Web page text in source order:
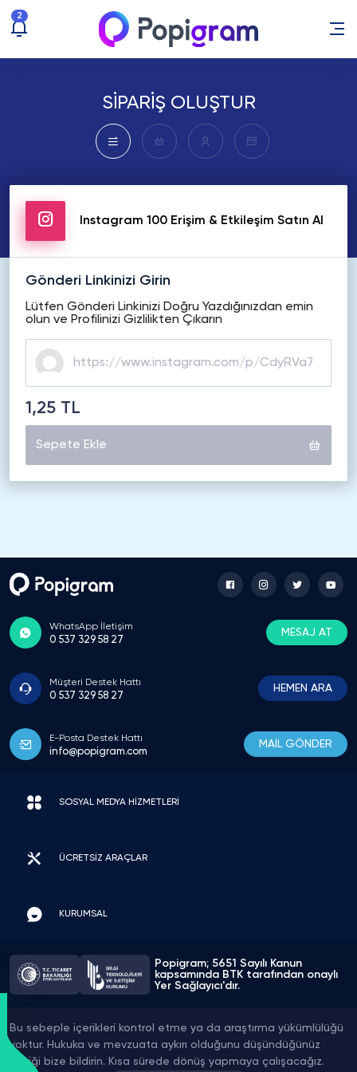
2
SİPARİŞ OLUŞTUR
Instagram 100 Erişim & Etkileşim Satın Al
Gönderi Linkinizi Girin
Lütfen Gönderi Linkinizi Doğru Yazdığınızdan emin
olun ve Profilinizi Gizlilikten Çıkarın
1,25 TL
Sepete Ekle
WhatsApp İletişim
0 537 329 58 27
MESAJ AT
Müşteri Destek Hattı
0 537 329 58 27
HEMEN ARA
E-Posta Destek Hattı
info@popigram.com
MAİL GÖNDER
SOSYAL MEDYA HİZMETLERİ
ÜCRETSİZ ARAÇLAR
KURUMSAL
Popigram; 5651 Sayılı Kanun
kapsamında BTK tarafından onaylı
Yer Sağlayıcı'dır.
Bu sebeple içerikleri kontrol etme ya da araştırma yükümlülüğü
yoktur. Hukuka ve mevzuata aykırı olduğunu düşündüğünüz
içeriği bize bildirin. Kısa sürede dönüş yapmaya çalışacağız.